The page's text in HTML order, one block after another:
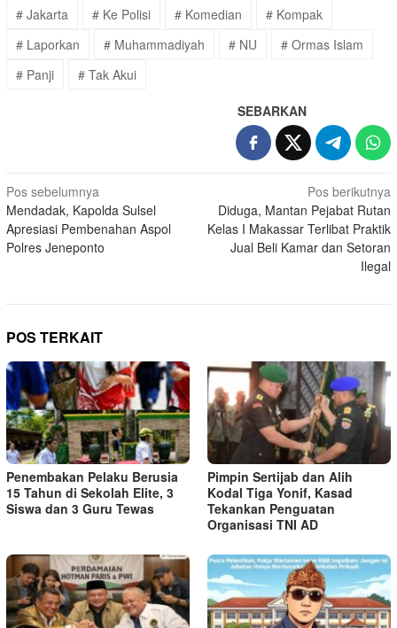
# Jakarta # Ke Polisi # Komedian
# Kompak
# Laporkan
# Muhammadiyah # NU
# Ormas Islam
# Panji
# Tak Akui
SEBARKAN
Navigasi
pos
Pos sebelumnya
Mendadak, Kapolda Sulsel
Apresiasi Pembenahan Aspol
Polres Jeneponto
Pos berikutnya
Diduga, Mantan Pejabat Rutan
Kelas I Makassar Terlibat Praktik
Jual Beli Kamar dan Setoran
Ilegal
POS TERKAIT
Penembakan Pelaku Berusia
15 Tahun di Sekolah Elite, 3
Siswa dan 3 Guru Tewas
Pimpin Sertijab dan Alih
Kodal Tiga Yonif, Kasad
Tekankan Penguatan
Organisasi TNI AD